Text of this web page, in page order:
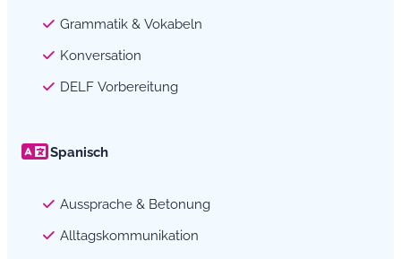
Grammatik & Vokabeln
Konversation
DELF Vorbereitung
Spanisch
Aussprache & Betonung
Alltagskommunikation